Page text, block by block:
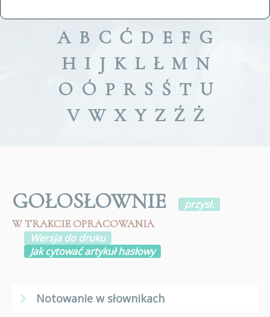
A B C Ć D E F G
H I J K L Ł M N
O Ó P R S Ś T U
V W X Y Z Ź Ż
GOŁOSŁOWNIE
przysł.
W TRAKCIE OPRACOWANIA
Wersja do druku
Jak cytować artykuł hasłowy
Notowanie w słownikach